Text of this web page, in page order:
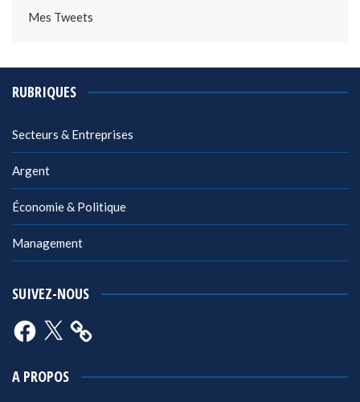
Mes Tweets
RUBRIQUES
Secteurs & Entreprises
Argent
Économie & Politique
Management
SUIVEZ-NOUS
Facebook
X
A PROPOS